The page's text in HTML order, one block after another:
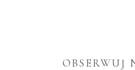
OBSERWUJ